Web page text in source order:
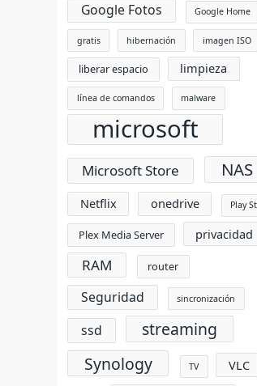
Google Fotos Google Home
gratis hibernación imagen ISO
liberar espacio limpieza
línea de comandos malware
microsoft
Microsoft Store NAS
Netflix onedrive Play
Plex Media Server privacidad
RAM router
Seguridad sincronización
ssd
streaming
Synology
TV VLC